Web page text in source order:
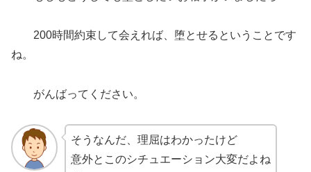
200時間約束して会えれば、堕とせるということです
ね。
がんばってください。
そうなんだ、理屈はわかったけど
意外とこのシチュエーション大変だよね